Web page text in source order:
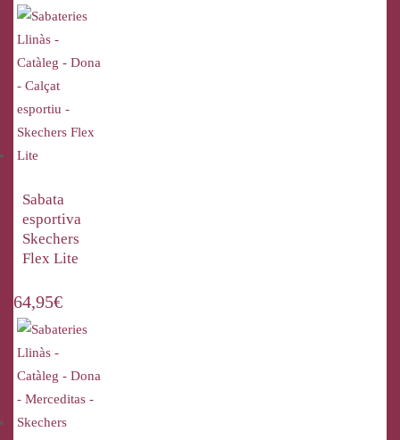
Sabata
esportiva
Skechers
Flex Lite
64,95€